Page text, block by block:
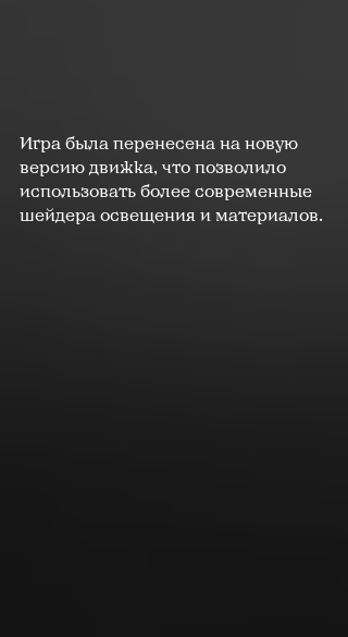
Игра была перенесена на новую
версию движка, что позволило
использовать более современные
шейдера освещения и материалов.